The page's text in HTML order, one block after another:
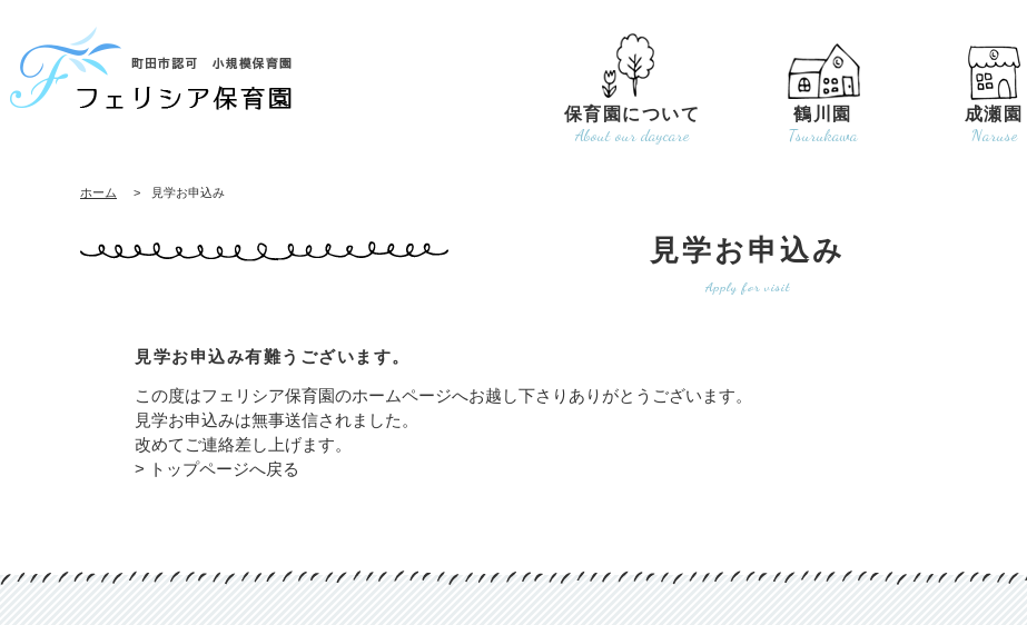
保育園について
About our daycare
鶴川園
Tsurukawa
成瀬園
Naruse
ホーム > 見学お申込み
見学お申込み
Apply for visit
見学お申込み有難うございます。
この度はフェリシア保育園のホームページへお越し下さりありがとうございます。
見学お申込みは無事送信されました。
改めてご連絡差し上げます。
> トップページへ戻る